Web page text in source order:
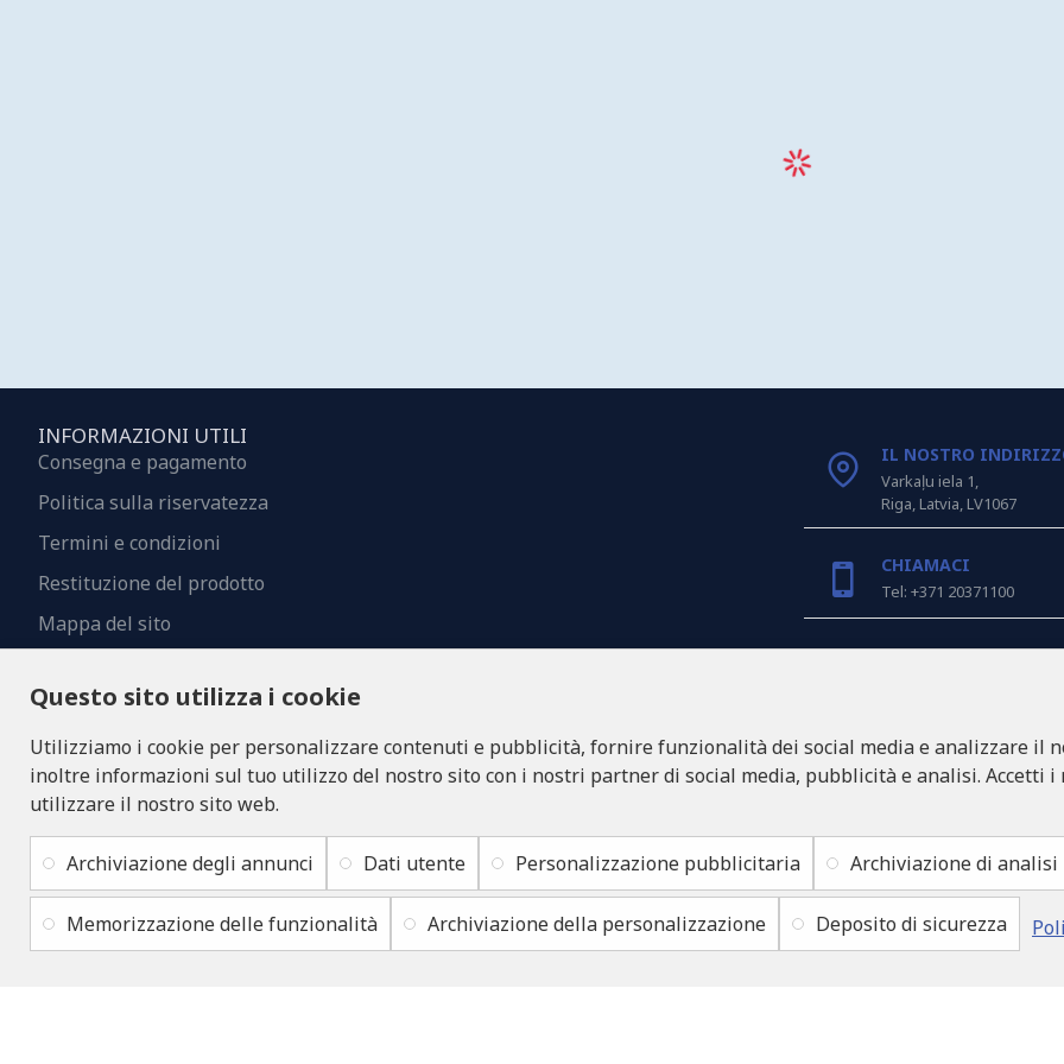
INFORMAZIONI UTILI
Consegna e pagamento
Politica sulla riservatezza
Termini e condizioni
Restituzione del prodotto
Mappa del sito
IL NOSTRO
Varkaļu iela 1,
Riga, Latvia, LV1067
CHIAMACI
Tel: +371 20371100
INFO@LUKONS.COM
DETTAGLI DELLA
RITONE SIA
Sede legale: Rīga,
Questo sito utilizza i cookie
Utilizziamo i cookie per personalizzare contenuti e pubblicità, fornire funzionalità dei social media e analizzare il
inoltre informazioni sul tuo utilizzo del nostro sito con i nostri partner di social media, pubblicità e analisi. Accetti i
utilizzare il nostro sito web.
Archiviazione degli annunci Dati utente Personalizzazione pubblicitaria Archiviazione di analisi
Memorizzazione delle funzionalità Archiviazione della personalizzazione Deposito di sicurezza